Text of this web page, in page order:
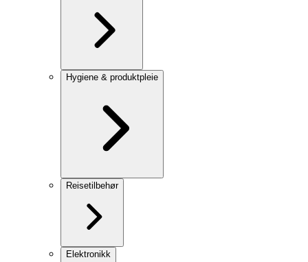
Hygiene & produktpleie
Reisetilbehør
Elektronikk